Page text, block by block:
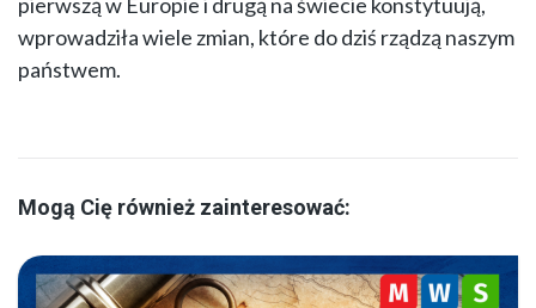
wprowadziła wiele zmian, które do dziś rządzą naszym
państwem.
Mogą Cię również zainteresować: